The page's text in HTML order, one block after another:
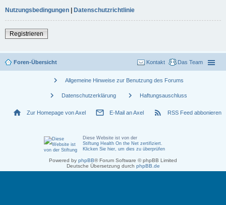
Nutzungsbedingungen | Datenschutzrichtlinie
Registrieren
Foren-Übersicht Das Team
Kontakt
chevron_right Allgemeine Hinweise zur Benutzung des Forums
chevron_right Datenschutzerklärung chevron_right Haftungsauschluss
home Zur Homepage von Axel mail_outline E-Mail an Axel rss_feed RSS Feed abbonieren
Diese Website ist von der
Stiftung Health On the Net zertifiziert
Klicken Sie hier, um dies zu überprüfen
Powered by phpBB® Forum Software © phpBB Limited
Deutsche Übersetzung durch phpBB.de